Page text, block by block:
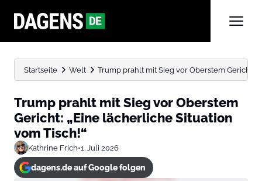
Startseite Welt Trump prahlt mit Sieg vor Oberstem Gericht:
Trump prahlt mit Sieg vor Oberstem
Gericht: „Eine lächerliche Situation
vom Tisch!“
Kathrine Frich•1. Juli 2026
dagens.de auf Google folgen